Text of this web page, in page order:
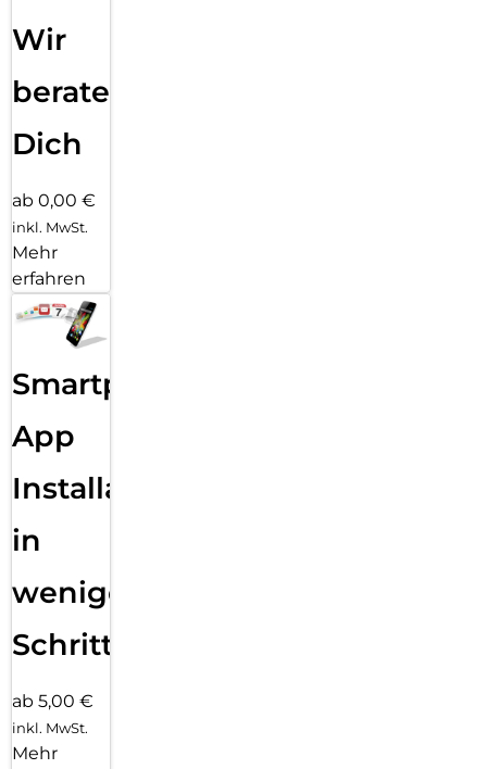
Wir
beraten
Dich
ab 0,00 €
inkl. MwSt.
Mehr
erfahren
Smartphone
App
Installation
in
wenigen
Schritten
ab 5,00 €
inkl. MwSt.
Mehr